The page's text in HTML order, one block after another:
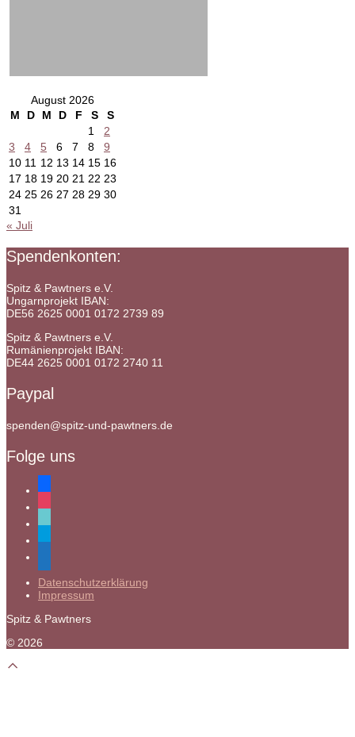
August 2026
M
D M D F S
S
1
2
3
4 5 6 7 8
9
10 11 12 13 14 15 16
17 18 19 20 21 22 23
24 25 26 27 28 29 30
31
« Juli
Spendenkonten:
Spitz & Pawtners e.V.
Ungarnprojekt IBAN:
DE56 2625 0001 0172 2739 89
Spitz & Pawtners e.V.
Rumänienprojekt IBAN:
DE44 2625 0001 0172 2740 11
Paypal
spenden@spitz-und-pawtners.de
Folge uns
Datenschutzerklärung
Impressum
Spitz & Pawtners
© 2026